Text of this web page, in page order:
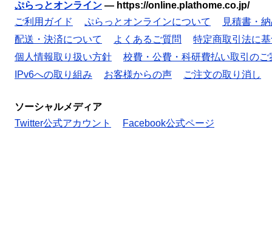
ぷらっとオンライン — https://online.plathome.co.jp/
ご利用ガイド
ぷらっとオンラインについて
見積書・
配送・決済について
よくあるご質問
特定商取引法に
個人情報取り扱い方針
校費・公費・科研費払い取引のご
IPv6への取り組み
お客様からの声 ご注文の取り消し
ソーシャルメディア
Twitter公式アカウント
Facebook公式ページ